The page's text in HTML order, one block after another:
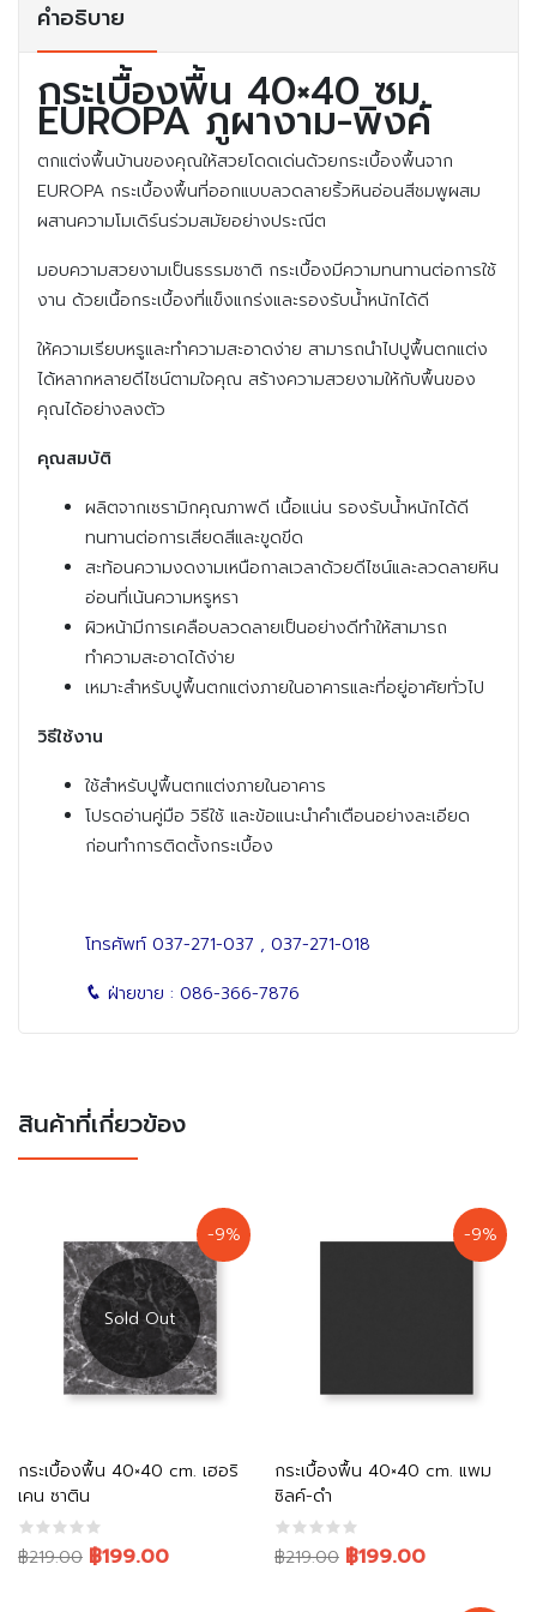
คำอธิบาย
กระเบื้องพื้น 40×40 ซม.
EUROPA ภูผางาม-พิงค์
ตกแต่งพื้นบ้านของคุณให้สวยโดดเด่นด้วยกระเบื้องพื้นจาก
EUROPA กระเบื้องพื้นที่ออกแบบลวดลายริ้วหินอ่อนสีชมพูผสม
ผสานความโมเดิร์นร่วมสมัยอย่างประณีต
มอบความสวยงามเป็นธรรมชาติ กระเบื้องมีความทนทานต่อการใช้
งาน ด้วยเนื้อกระเบื้องที่แข็งแกร่งและรองรับน้ำหนักได้ดี
ให้ความเรียบหรูและทำความสะอาดง่าย สามารถนำไปปูพื้นตกแต่ง
ได้หลากหลายดีไซน์ตามใจคุณ สร้างความสวยงามให้กับพื้นของ
คุณได้อย่างลงตัว
คุณสมบัติ
ผลิตจากเซรามิกคุณภาพดี เนื้อแน่น รองรับน้ำหนักได้ดี
ทนทานต่อการเสียดสีและขูดขีด
สะท้อนความงดงามเหนือกาลเวลาด้วยดีไซน์และลวดลายหิน
อ่อนที่เน้นความหรูหรา
ผิวหน้ามีการเคลือบลวดลายเป็นอย่างดีทำให้สามารถ
ทำความสะอาดได้ง่าย
เหมาะสำหรับปูพื้นตกแต่งภายในอาคารและที่อยู่อาศัยทั่วไป
วิธีใช้งาน
ใช้สำหรับปูพื้นตกแต่งภายในอาคาร
โปรดอ่านคู่มือ วิธีใช้ และข้อแนะนำคำเตือนอย่างละเอียด
ก่อนทำการติดตั้งกระเบื้อง
โทรศัพท์ 037-271-037 , 037-271-018
ฝ่ายขาย : 086-366-7876
สินค้าที่เกี่ยวข้อง
-9%
กระเบื้องพื้น 40×40 cm. เฮอริ
เคน ซาติน
฿219.00
Original ฿199.00
Current
อ่านเพิ่ม
-9%
กระเบื้องพื้น 40×40 cm. แพม
ซิลค์-ดำ
฿219.00
Original ฿199.00
Current
หยิบใส่ตะกร้า